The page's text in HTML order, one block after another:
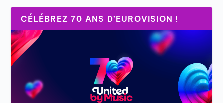
CÉLÉBREZ 70 ANS D’EUROVISION !